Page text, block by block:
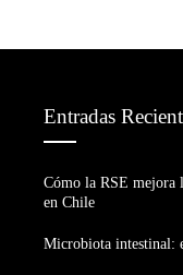
Entradas
Cómo la RSE mejora
en Chile
Microbiota intestinal: